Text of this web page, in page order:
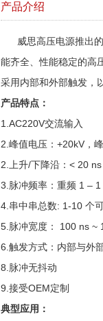
产品介绍
威思高压电源推出的
能齐全、性能稳定的高
采用内部和外部触发，
产品特点：
1.AC220V交流输入
2.峰值电压：+20kV，
2.上升/下降沿：< 20 ns
3.脉冲频率：重频 1 –
4.串中串总数: 1-10 个
5.脉冲宽度： 100 ns ~
6.触发方式：内部与外
8.脉冲无抖动
9.接受OEM定制
典型应用：